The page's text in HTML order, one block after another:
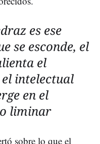
es ese
se esconde, el
el
intelectual
en el
liminar
sobre lo que el